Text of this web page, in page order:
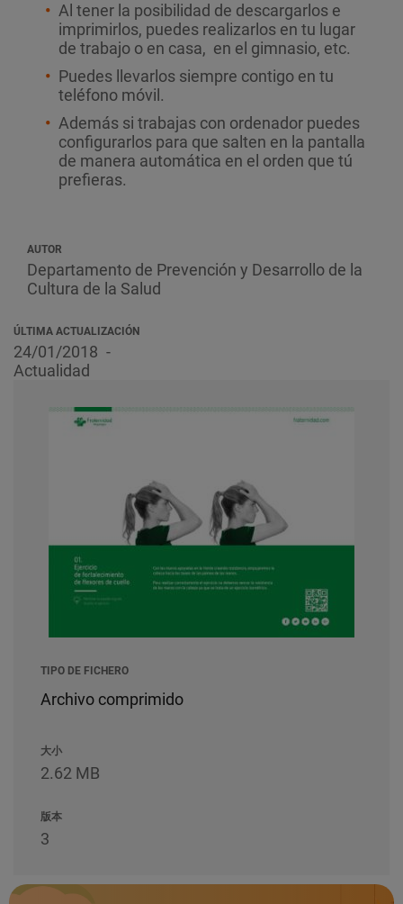
Al tener la posibilidad de descargarlos e
imprimirlos, puedes realizarlos en tu lugar
de trabajo o en casa, en el gimnasio, etc.
Puedes llevarlos siempre contigo en tu
teléfono móvil.
Además si trabajas con ordenador puedes
configurarlos para que salten en la pantalla
de manera automática en el orden que tú
prefieras.
AUTOR
Departamento de Prevención y Desarrollo de la
Cultura de la Salud
ÚLTIMA ACTUALIZACIÓN
24/01/2018
Actualidad
TIPO DE FICHERO
Archivo comprimido
大小
2.62 MB
版本
3